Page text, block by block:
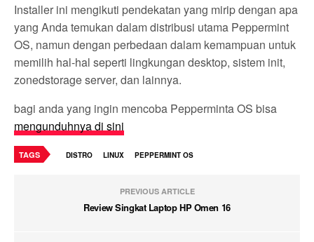
Installer ini mengikuti pendekatan yang mirip dengan apa
yang Anda temukan dalam distribusi utama Peppermint
OS, namun dengan perbedaan dalam kemampuan untuk
memilih hal-hal seperti lingkungan desktop, sistem init,
zonedstorage server, dan lainnya.
bagi anda yang ingin mencoba Pepperminta OS bisa
mengunduhnya di sini
TAGS DISTRO LINUX PEPPERMINT OS
PREVIOUS ARTICLE
Review Singkat Laptop HP Omen 16